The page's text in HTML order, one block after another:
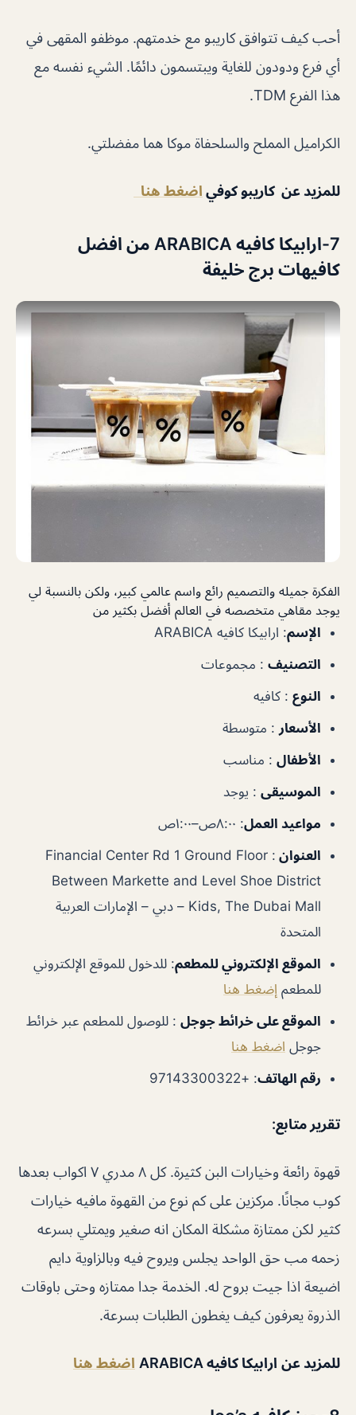
أحب كيف تتوافق كاريبو مع خدمتهم. موظفو المقهى في
أي فرع ودودون للغاية ويبتسمون دائمًا. الشيء نفسه مع
هذا الفرع TDM.
الكراميل المملح والسلحفاة موكا هما مفضلتي.
للمزيد عن كاريبو كوفي اضغط هنا
7-ارابيكا كافيه ARABICA
من افضل
كافيهات برج خليفة
الفكرة جميله والتصميم رائع واسم عالمي كبير، ولكن بالنسبة لي
يوجد مقاهي متخصصه في العالم أفضل بكثير من
الإسم: ارابيكا كافيه ARABICA
التصنيف : مجموعات
النوع : كافيه
الأسعار : متوسطة
الأطفال : مناسب
الموسيقى : يوجد
مواعيد العمل:
العنوان :
Financial Center Rd 1 Ground Floor
Between Markette and Level Shoe District
Kids, The Dubai Mall – دبي – الإمارات العربية
المتحدة
الموقع الإلكتروني للمطعم: للدخول للموقع الإلكتروني
للمطعم إضغط هنا
الموقع على خرائط جوجل : للوصول للمطعم عبر خرائط
جوجل اضغط هنا
رقم الهاتف:
+97143300322
تقرير متابع:
قهوة رائعة وخيارات البن كثيرة. كل ٨ مدري ٧ اكواب بعدها
كوب مجانًا. مركزين على كم نوع من القهوة مافيه خيارات
كثير لكن ممتازة مشكلة المكان انه صغير ويمتلي بسرعه
زحمه مب حق الواحد يجلس ويروح فيه وبالزاوية دايم
اضيعة اذا جيت بروح له. الخدمة جدا ممتازه وحتى باوقات
الذروة يعرفون كيف يغطون الطلبات بسرعة.
للمزيد عن ارابيكا كافيه ARABICA اضغط هنا